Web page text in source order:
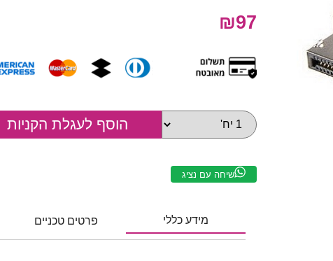
₪97
שיחה עם נציג
מידע כללי פרטים טכניים